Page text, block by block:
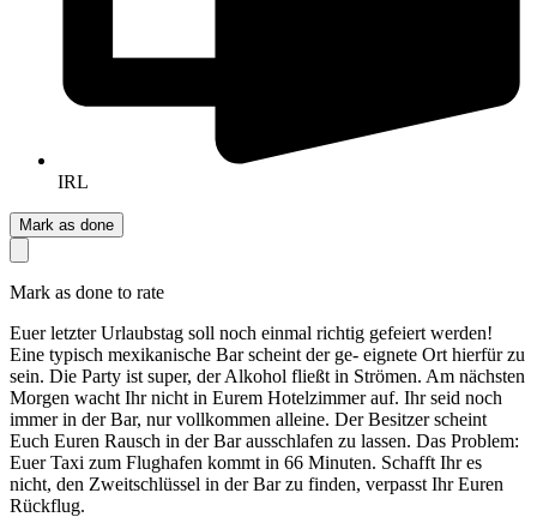
IRL
Mark as done
Mark as done to rate
Euer letzter Urlaubstag soll noch einmal richtig gefeiert werden!
Eine typisch mexikanische Bar scheint der ge- eignete Ort hierfür zu
sein. Die Party ist super, der Alkohol fließt in Strömen. Am nächsten
Morgen wacht Ihr nicht in Eurem Hotelzimmer auf. Ihr seid noch
immer in der Bar, nur vollkommen alleine. Der Besitzer scheint
Euch Euren Rausch in der Bar ausschlafen zu lassen. Das Problem:
Euer Taxi zum Flughafen kommt in 66 Minuten. Schafft Ihr es
nicht, den Zweitschlüssel in der Bar zu finden, verpasst Ihr Euren
Rückflug.